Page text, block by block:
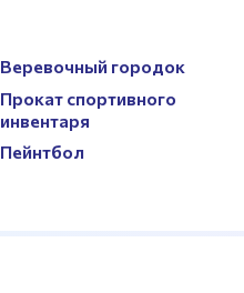
Веревочный городок
Прокат спортивного
инвентаря
Пейнтбол